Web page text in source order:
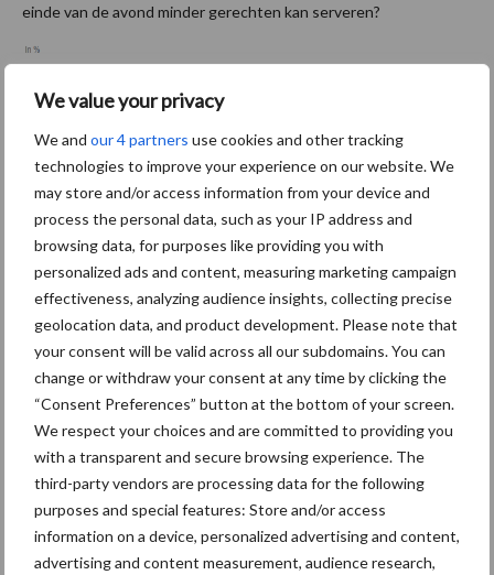
We value your privacy
We and our 4 partners use cookies and other tracking
technologies to improve your experience on our website. We
may store and/or access information from your device and
process the personal data, such as your IP address and
browsing data, for purposes like providing you with
personalized ads and content, measuring marketing campaign
effectiveness, analyzing audience insights, collecting precise
geolocation data, and product development. Please note that
your consent will be valid across all our subdomains. You can
change or withdraw your consent at any time by clicking the
“Consent Preferences” button at the bottom of your screen.
We respect your choices and are committed to providing you
with a transparent and secure browsing experience. The
third-party vendors are processing data for the following
purposes and special features: Store and/or access
information on a device, personalized advertising and content,
advertising and content measurement, audience research,
einde van de avond minder gerechten kan serveren?
Een grote groep consumenten vindt een kleinere kaart aan het
acceptabel tot enigszins acceptabel. Wel blijft het voor
consumenten belangrijk dat er nog voldoende keuze is en dat de
communicatie over dit beleid duidelijk is, zodat het niet als een
verrassing komt. Van de ondervraagden vindt 24 procent het
onacceptabel dat bepaalde gerechten niet meer beschikbaar zijn.
Zij zijn van mening dat een restaurant alles moet bieden wat op